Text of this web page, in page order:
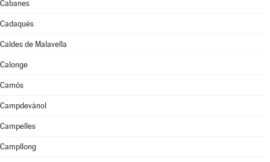
Cabanes
Cadaqués
Caldes de Malavella
Calonge
Camós
Campdevànol
Campelles
Campllong